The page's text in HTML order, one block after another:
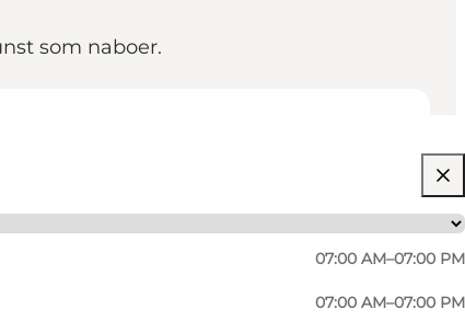
som naboer.
07:00 AM–07:00 PM
07:00 AM–07:00 PM